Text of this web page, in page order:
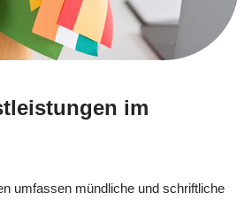
im
umfassen mündliche und schriftliche